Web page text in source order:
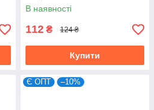
В наявності
112 ₴ 124 ₴
Купити
Є ОПТ –10%